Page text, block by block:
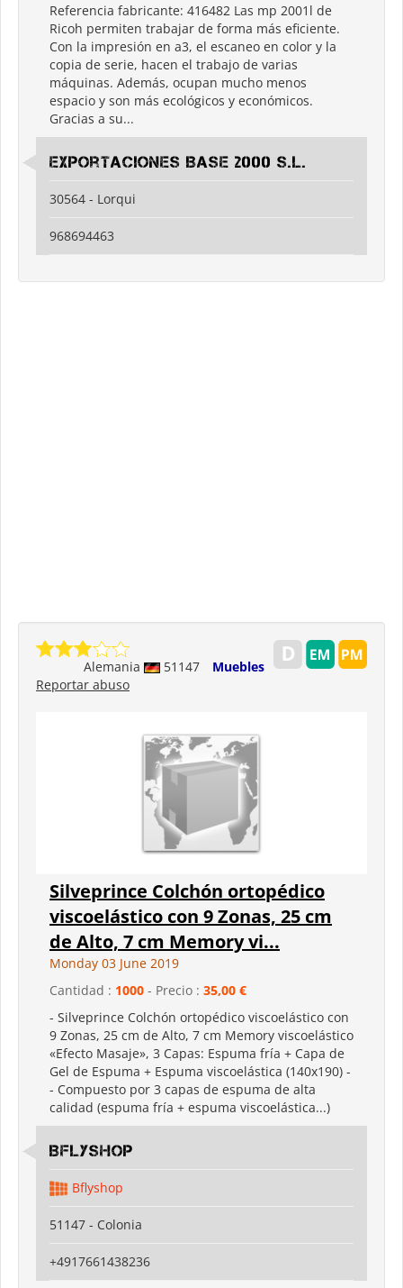
Referencia fabricante: 416482 Las mp 2001l de
Ricoh permiten trabajar de forma más eficiente.
Con la impresión en a3, el escaneo en color y la
copia de serie, hacen el trabajo de varias
máquinas. Además, ocupan mucho menos
espacio y son más ecológicos y económicos.
Gracias a su...
Exportaciones Base 2000 S.L.
30564 - Lorqui
968694463
Alemania 51147
Muebles
Reportar abuso
Silveprince Colchón ortopédico
viscoelástico con 9 Zonas, 25 cm
de Alto, 7 cm Memory vi...
Monday 03 June 2019
Cantidad : 1000 - Precio : 35,00 €
- Silveprince Colchón ortopédico viscoelástico con
9 Zonas, 25 cm de Alto, 7 cm Memory viscoelástico
«Efecto Masaje», 3 Capas: Espuma fría + Capa de
Gel de Espuma + Espuma viscoelástica (140x190) -
- Compuesto por 3 capas de espuma de alta
calidad (espuma fría + espuma viscoelástica...)
Bflyshop
Bflyshop
51147 - Colonia
+4917661438236